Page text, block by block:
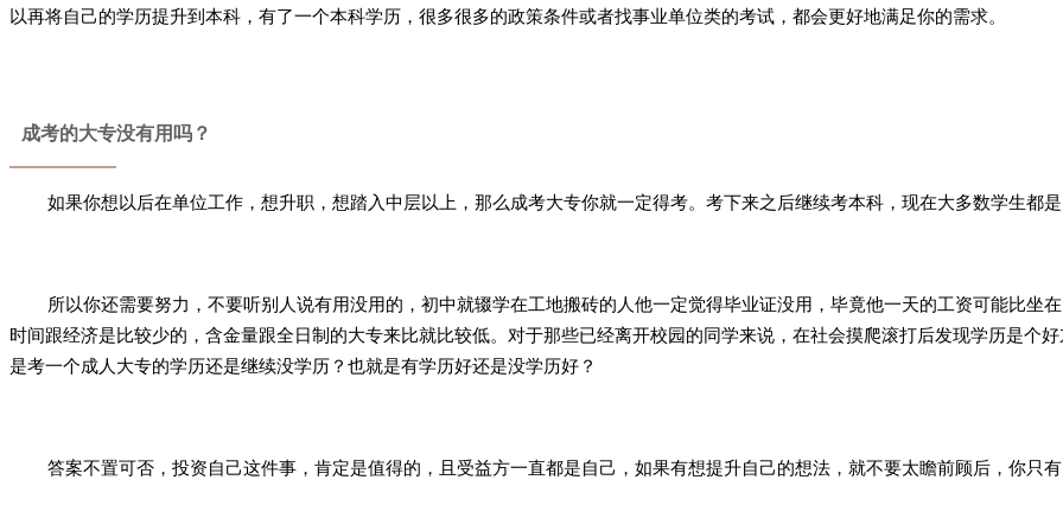
以再将自己的学历提升到本科，有了一个本科学历，很多很多的政策条件或者找事业单位类的考试，都会更好地满足你的需求。
成考的大专没有用吗？
如果你想以后在单位工作，想升职，想踏入中层以上，那么成考大专你就一定得考。考下来之后继续考本科，现在大多数学生都
所以你还需要努力，不要听别人说有用没用的，初中就辍学在工地搬砖的人他一定觉得毕业证没用，毕竟他一天的工资可能比坐
时间跟经济是比较少的，含金量跟全日制的大专来比就比较低。对于那些已经离开校园的同学来说，在社会摸爬滚打后发现学历是个
是考一个成人大专的学历还是继续没学历？也就是有学历好还是没学历好？
答案不置可否，投资自己这件事，肯定是值得的，且受益方一直都是自己，如果有想提升自己的想法，就不要太瞻前顾后，你只